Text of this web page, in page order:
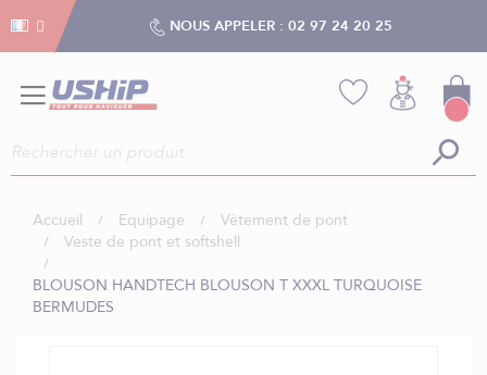
NOUS APPELER : 02 97 24 20 25
Accueil Equipage
Vêtement de pont
Veste de pont et softshell
BLOUSON HANDTECH BLOUSON T XXXL TURQUOISE
BERMUDES
Gestion des cookies
Gestion des cookies